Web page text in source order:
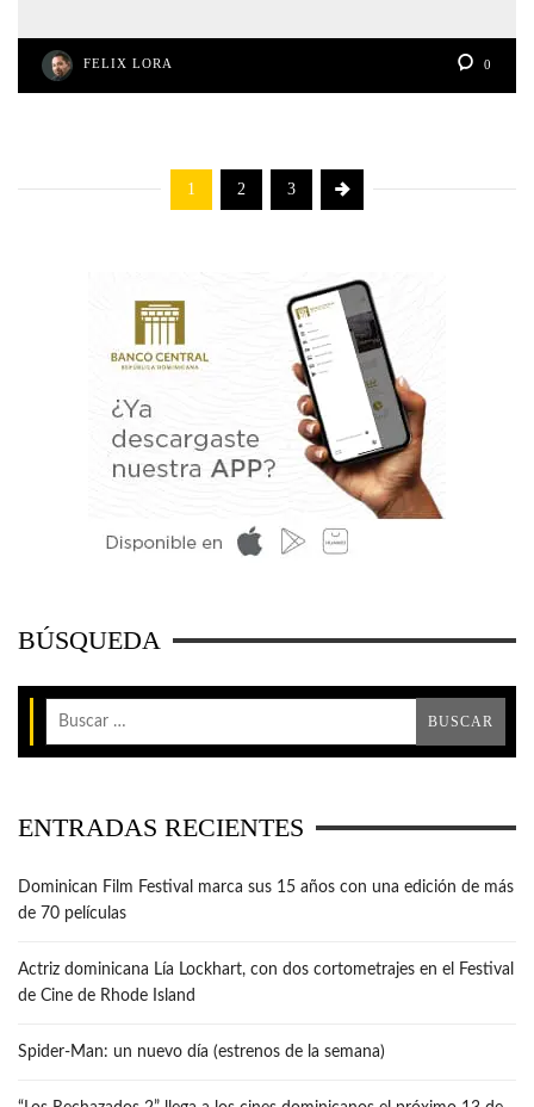
FELIX LORA 0
1 2 3
BÚSQUEDA
ENTRADAS RECIENTES
Dominican Film Festival marca sus 15 años con una edición de más
de 70 películas
Actriz dominicana Lía Lockhart, con dos cortometrajes en el Festival
de Cine de Rhode Island
Spider-Man: un nuevo día (estrenos de la semana)